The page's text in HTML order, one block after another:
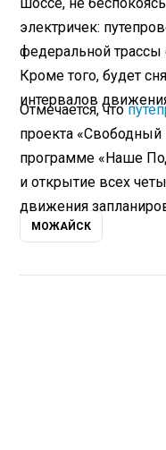
электричек:
федеральной
Кроме того, будет
интервалов
Отмечается, что
проекта «Свободный
программе «Наше
и открытие всех
движения
МОЖАЙСК